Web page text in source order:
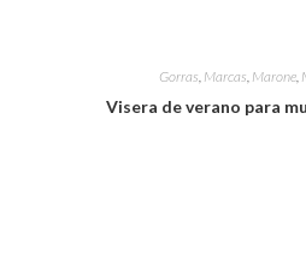
Gorras, Marcas, Marone,
Visera de verano para